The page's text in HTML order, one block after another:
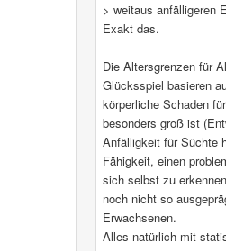
> weitaus anfälligeren
Exakt das.
Die Altersgrenzen für
Glücksspiel basieren
körperliche Schaden
besonders groß ist
Anfälligkeit für Süchte
Fähigkeit, einen
sich selbst zu
noch nicht so
Erwachsenen.
Alles natürlich mit